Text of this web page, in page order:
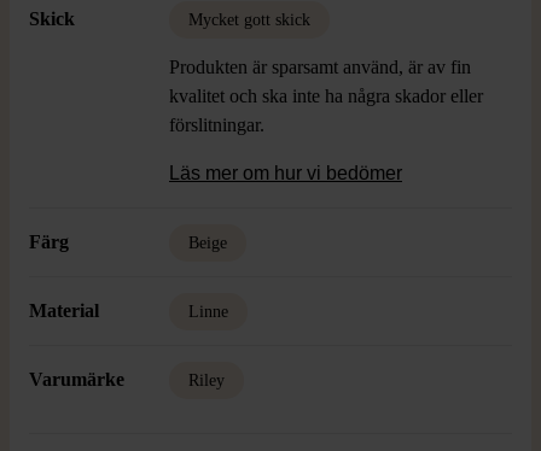
Skick Mycket gott skick
Produkten är sparsamt använd, är av fin
kvalitet och ska inte ha några skador eller
förslitningar.
Läs mer om hur vi bedömer
Färg Beige
Material Linne
Varumärke Riley